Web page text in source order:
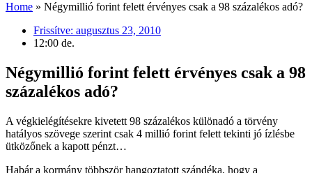
Home » Négymillió forint felett érvényes csak a 98 százalékos adó?
Frissítve: augusztus 23, 2010
12:00 de.
Négymillió forint felett érvényes csak a 98
százalékos adó?
A végkielégítésekre kivetett 98 százalékos különadó a törvény
hatályos szövege szerint csak 4 millió forint felett tekinti jó ízlésbe
ütközőnek a kapott pénzt…
Habár a kormány többször hangoztatott szándéka, hogy a